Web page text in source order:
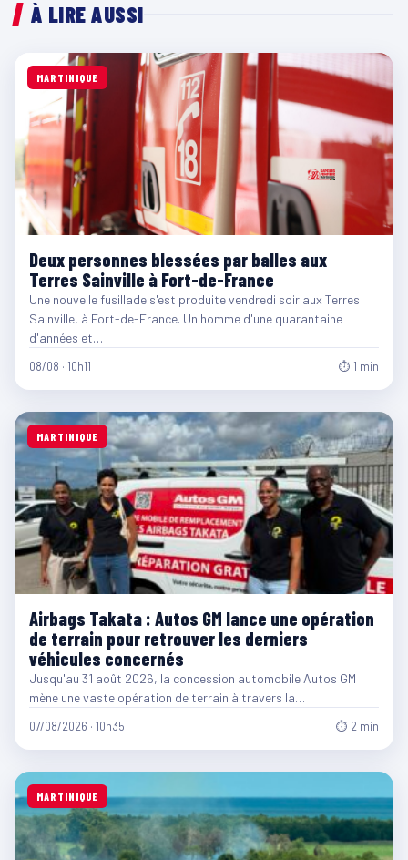
À LIRE AUSSI
MARTINIQUE
Deux personnes blessées par balles aux
Terres Sainville à Fort-de-France
Une nouvelle fusillade s'est produite vendredi soir aux Terres
Sainville, à Fort-de-France. Un homme d'une quarantaine
d'années et…
08/08 · 10h11 ⏱ 1 min
MARTINIQUE
Airbags Takata : Autos GM lance une opération
de terrain pour retrouver les derniers
véhicules concernés
Jusqu'au 31 août 2026, la concession automobile Autos GM
mène une vaste opération de terrain à travers la…
07/08/2026 · 10h35 ⏱ 2 min
MARTINIQUE